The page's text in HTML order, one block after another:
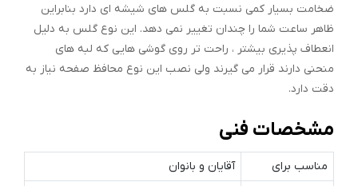
ضخامت بسیار کمی نسبت به گلس های شیشه ای دارد بنابراین
ظاهر ساعت شما را چندان تغییر نمی دهد. این نوع گلس به دلیل
انعطاف پذیری بیشتر ، راحت تر روی گوشی هایی که لبه های
منحنی دارند قرار می گیرند ولی نصب این نوع محافظ صفحه نیاز به
دقت دارد.
مشخصات فنی
مناسب برای
آقایان و بانوان